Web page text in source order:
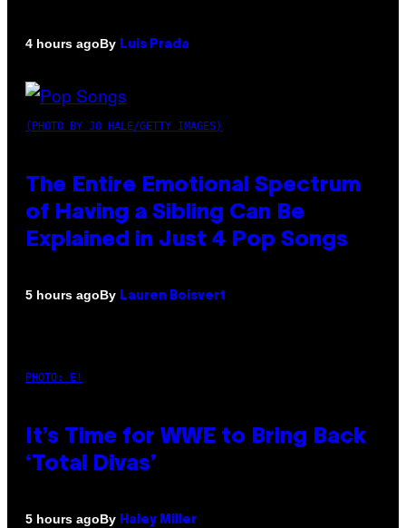
4 hours agoBy Luis Prada
(PHOTO BY JO HALE/GETTY IMAGES)
The Entire Emotional Spectrum
of Having a Sibling Can Be
Explained in Just 4 Pop Songs
5 hours agoBy Lauren Boisvert
PHOTO: E!
It’s Time for WWE to Bring Back
‘Total Divas’
5 hours agoBy Haley Miller